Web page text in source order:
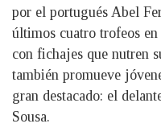
por el portugués Abel
últimos cuatro trofeos
con fichajes que nutren
también promueve
gran destacado: el
Sousa.